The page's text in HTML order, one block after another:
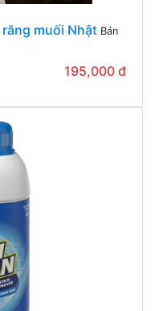
muối Nhật Bán
195,000 đ